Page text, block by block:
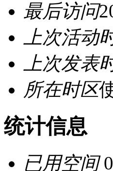
最后访问
上次活动
上次发表
所在时区
统计信息
已用空间